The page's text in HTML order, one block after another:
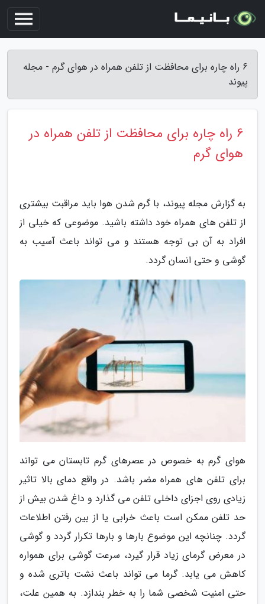
6 راه چاره برای محافظت از تلفن همراه در هوای گرم - مجله
پیوند
6 راه چاره برای محافظت از تلفن همراه در
هوای گرم
به گزارش مجله پیوند، با گرم شدن هوا باید مراقبت بیشتری
از تلفن های همراه خود داشته باشید. موضوعی که خیلی از
افراد به آن بی توجه هستند و می تواند باعث آسیب به
گوشی و حتی انسان گردد.
هوای گرم به خصوص در عصرهای گرم تابستان می تواند
برای تلفن های همراه مضر باشد. در واقع دمای بالا تاثیر
زیادی روی اجزای داخلی تلفن می گذارد و داغ شدن بیش از
حد تلفن ممکن است باعث خرابی یا از بین رفتن اطلاعات
گردد. چنانچه این موضوع بارها و بارها تکرار گردد و گوشی
در معرض گرمای زیاد قرار گیرد، سرعت گوشی برای همواره
کاهش می یابد. گرما می تواند باعث نشت باتری شده و
حتی امنیت شخصی شما را به خطر بندازد. به همین علت،